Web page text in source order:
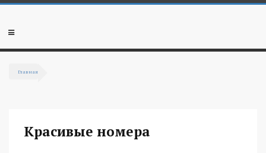
Перейти к основному содержанию
Мобильное
Главная
Красивые номера